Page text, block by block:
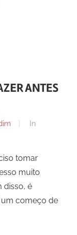
ANTES
In
tomar
muito
disso, é
um começo de